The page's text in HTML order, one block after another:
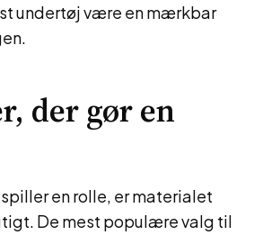
undertøj være en mærkbar
der gør en
en rolle, er materialet
De mest populære valg til